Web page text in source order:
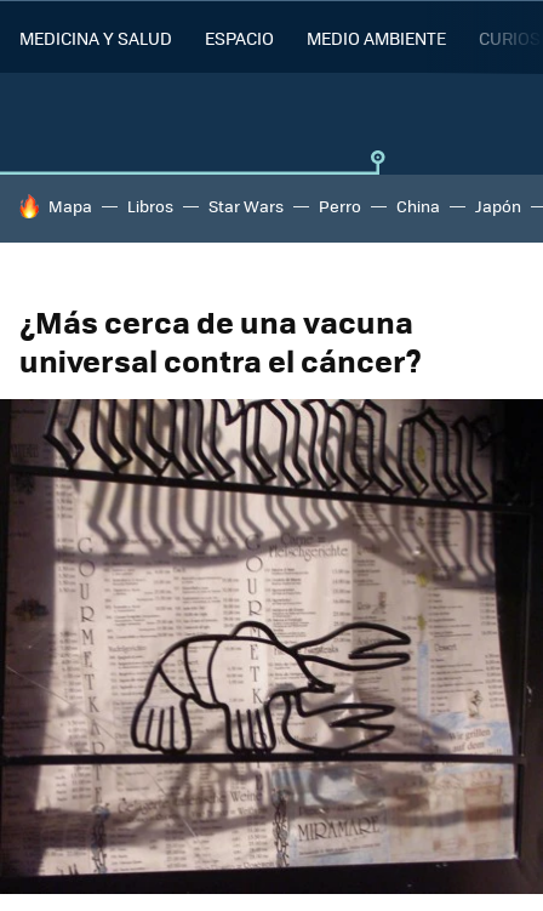
MEDICINA Y SALUD ESPACIO MEDIO AMBIENTE
HOY SE HABLA DE
Mapa Libros Star Wars Perro China Japón
¿Más cerca de una vacuna
universal contra el cáncer?